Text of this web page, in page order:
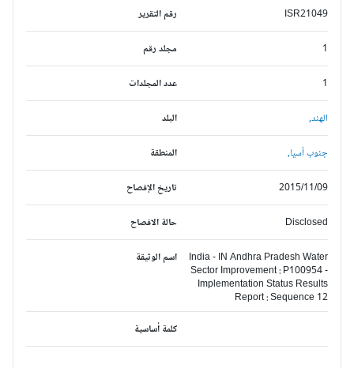
رقم التقرير ISR21049
مجلد رقم
عدد المجلدات
البلد الهند,
المنطقة جنوب آسيا,
تاريخ الإفصاح 2015/11/09
حالة الافصاح Disclosed
اسم الوثيقة
India - IN Andhra Pradesh Water
Sector Improvement : P100954 -
Implementation Status Results
Report : Sequence 12
كلمة أساسية